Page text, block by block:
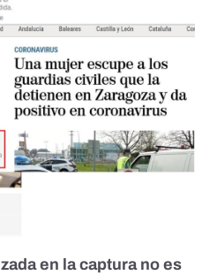
en la captura no es